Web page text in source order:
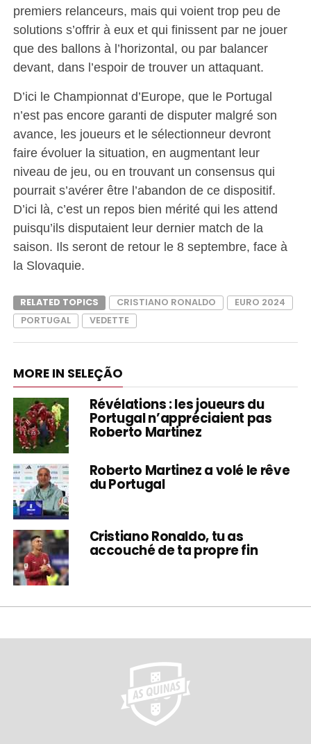
premiers relanceurs, mais qui voient trop peu de
solutions s’offrir à eux et qui finissent par ne jouer
que des ballons à l’horizontal, ou par balancer
devant, dans l’espoir de trouver un attaquant.
D’ici le Championnat d’Europe, que le Portugal
n’est pas encore garanti de disputer malgré son
avance, les joueurs et le sélectionneur devront
faire évoluer la situation, en augmentant leur
niveau de jeu, ou en trouvant un consensus qui
pourrait s’avérer être l’abandon de ce dispositif.
D’ici là, c’est un repos bien mérité qui les attend
puisqu’ils disputaient leur dernier match de la
saison. Ils seront de retour le 8 septembre, face à
la Slovaquie.
RELATED TOPICS CRISTIANO RONALDO
EURO 2024
PORTUGAL
VEDETTE
MORE IN SELEÇÃO
Révélations : les joueurs du
Portugal n’appréciaient pas
Roberto Martinez
Roberto Martinez a volé le rêve
du Portugal
Cristiano Ronaldo, tu as
accouché de ta propre fin